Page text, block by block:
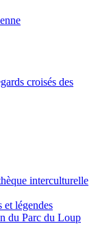
croisés des
interculturelle
légendes
du Parc du Loup